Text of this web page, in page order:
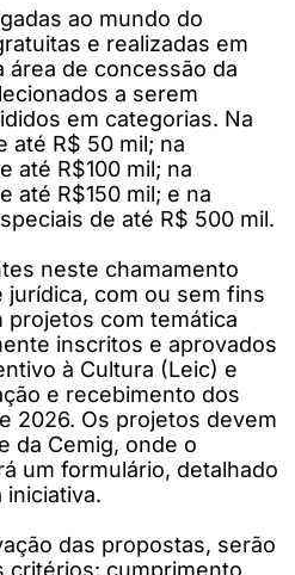
ao mundo do
e realizadas em
área de concessão da
a serem
em categorias. Na
até R$ 50 mil; na
até R$100 mil; na
até R$150 mil; e na
de até R$ 500 mil.
neste chamamento
com ou sem fins
projetos com temática
inscritos e aprovados
à Cultura (Leic) e
e recebimento dos
2026. Os projetos devem
da Cemig, onde o
um formulário, detalhado
iniciativa.
das propostas, serão
critérios: cumprimento